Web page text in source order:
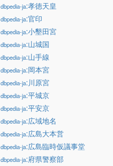
dbpedia-ja:孝徳天皇
dbpedia-ja:官印
dbpedia-ja:小墾田宮
dbpedia-ja:山城国
dbpedia-ja:山手線
dbpedia-ja:岡本宮
dbpedia-ja:川原宮
dbpedia-ja:平城京
dbpedia-ja:平安京
dbpedia-ja:広域地名
dbpedia-ja:広島大本営
dbpedia-ja:広島臨時仮議事堂
dbpedia-ja:府県警察部